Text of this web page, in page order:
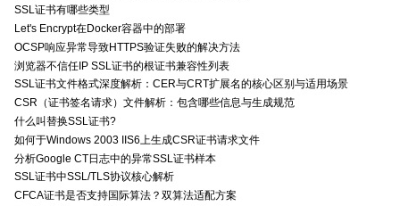
SSL证书有哪些类型
Let's Encrypt在Docker容器中的部署
OCSP响应异常导致HTTPS验证失败的解决方法
浏览器不信任IP SSL证书的根证书兼容性列表
SSL证书文件格式深度解析：CER与CRT扩展名的核心区别与适用场景
CSR（证书签名请求）文件解析：包含哪些信息与生成规范
什么叫替换SSL证书?
如何于Windows 2003 IIS6上生成CSR证书请求文件
分析Google CT日志中的异常SSL证书样本
SSL证书中SSL/TLS协议核心解析
CFCA证书是否支持国际算法？双算法适配方案